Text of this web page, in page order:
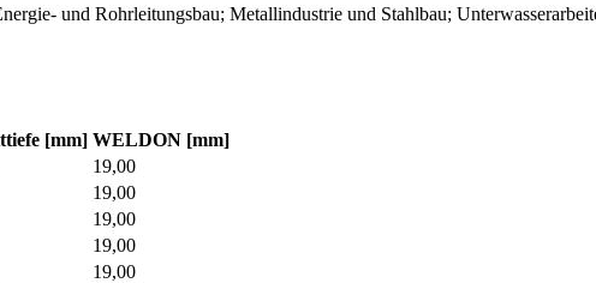
und Rohrleitungsbau; Metallindustrie und Stahlbau;
[mm] WELDON [mm]
19,00
19,00
19,00
19,00
19,00